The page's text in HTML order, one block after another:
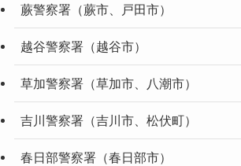
蕨警察署（蕨市、戸田市）
越谷警察署（越谷市）
草加警察署（草加市、八潮市）
吉川警察署（吉川市、松伏町）
春日部警察署（春日部市）